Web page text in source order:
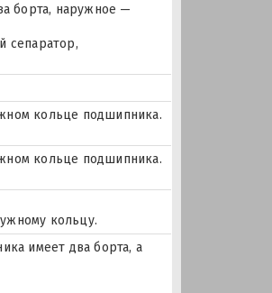
борта, наружное —
сепаратор,
кольце подшипника.
кольце подшипника.
кольцу.
имеет два борта, а